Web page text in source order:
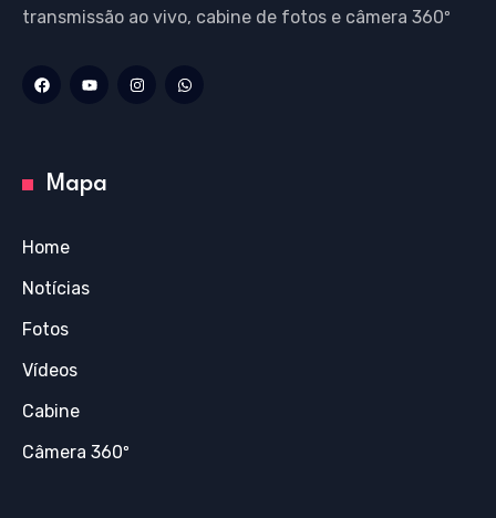
transmissão ao vivo, cabine de fotos e câmera 360º
Mapa
Home
Notícias
Fotos
Vídeos
Cabine
Câmera 360º